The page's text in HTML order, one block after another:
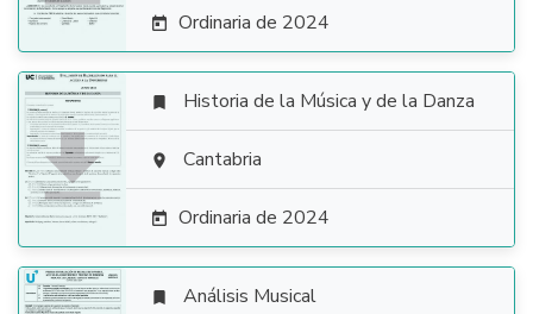
 Ordinaria de 2024

 Historia de la Música y de la Danza
 Cantabria
 Ordinaria de 2024
 Análisis Musical